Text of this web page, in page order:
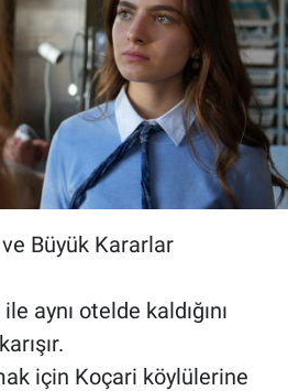
Büyük Kararlar
aynı otelde kaldığını
için Koçari köylülerine